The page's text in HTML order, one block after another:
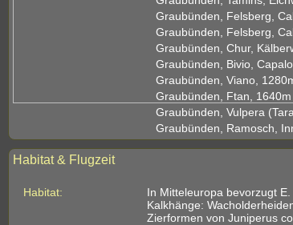
Graubünden, Felsberg,
Graubünden, Felsberg,
Graubünden, Chur,
Graubünden, Bivio,
Graubünden, Viano,
Graubünden, Ftan,
Graubünden, Vulpera
Graubünden, Ramosch,
Habitat & Flugzeit
Habitat:
In Mitteleuropa bevorzugt
Kalkhänge:
Zierformen von Juniperus